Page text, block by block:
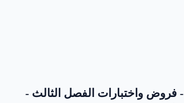
الموضوع رقم 56 - فروض واختبارات الفصل الثالث -